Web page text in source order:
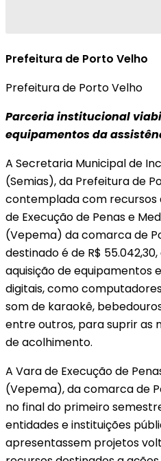
Prefeitura de Porto Velho
Prefeitura de Porto Velho
Parceria institucional
equipamentos da
A Secretaria Municipal de
(Semias), da Prefeitura de
contemplada com recursos
de Execução de Penas e
(Vepema) da comarca de
destinado é de R$
aquisição de equipamentos
digitais, como
som de karaokê,
entre outros, para suprir as
de acolhimento.
A Vara de Execução de
(Vepema), da comarca de
no final do primeiro
entidades e instituições
apresentassem projetos